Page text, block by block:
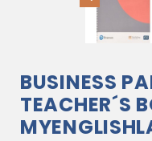
BUSINESS
TEACHER´S